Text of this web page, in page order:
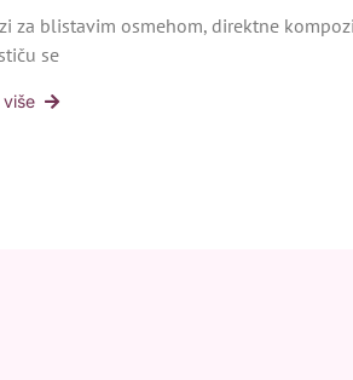
za blistavim osmehom, direktne
se